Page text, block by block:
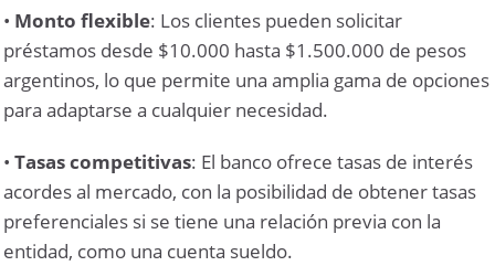
• Monto flexible: Los clientes pueden solicitar
préstamos desde $10.000 hasta $1.500.000 de pesos
argentinos, lo que permite una amplia gama de opciones
para adaptarse a cualquier necesidad.
•Tasas competitivas: El banco ofrece tasas de interés
acordes al mercado, con la posibilidad de obtener tasas
preferenciales si se tiene una relación previa con la
entidad, como una cuenta sueldo.